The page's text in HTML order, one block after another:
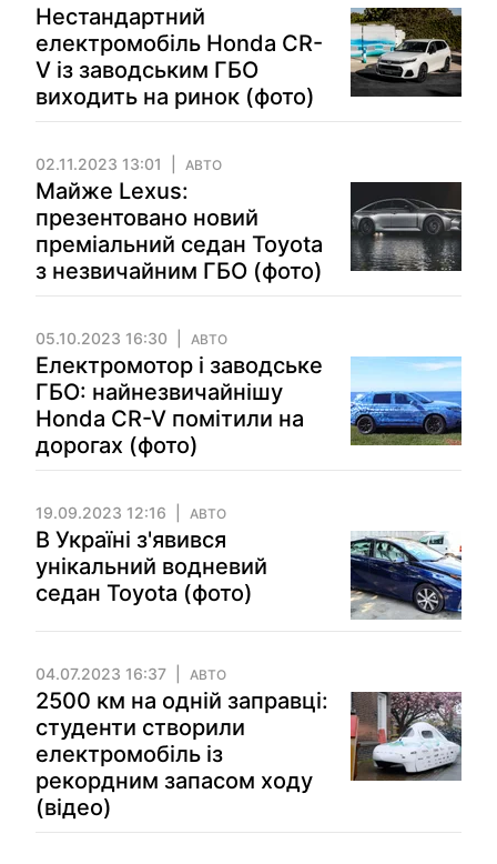
Нестандартний
електромобіль Honda CR-
V із заводським ГБО
виходить на ринок (фото)
02.11.2023 13:01 АВТО
Майже Lexus:
презентовано новий
преміальний седан Toyota
з незвичайним ГБО (фото)
05.10.2023 16:30 АВТО
Електромотор і заводське
ГБО: найнезвичайнішу
Honda CR-V помітили на
дорогах (фото)
19.09.2023 12:16 АВТО
В Україні з'явився
унікальний водневий
седан Toyota (фото)
04.07.2023 16:37 АВТО
2500 км на одній заправці:
студенти створили
електромобіль із
рекордним запасом ходу
(відео)